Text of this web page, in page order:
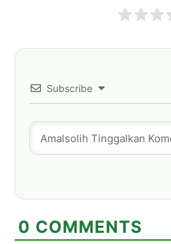
Subscribe
0 COMMENTS